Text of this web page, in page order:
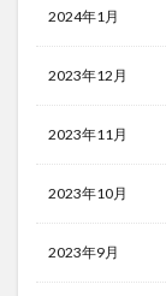
2024年1月
2023年12月
2023年11月
2023年10月
2023年9月